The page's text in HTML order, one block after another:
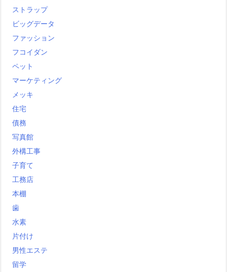
ストラップ
ビッグデータ
ファッション
フコイダン
ペット
マーケティング
メッキ
住宅
債務
写真館
外構工事
子育て
工務店
本棚
歯
水素
片付け
男性エステ
留学